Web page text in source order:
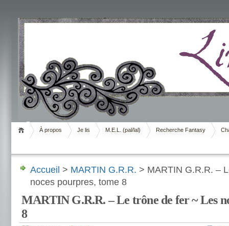
Livrement
À propos Je lis M.E.L. (pal/lal) Recherche Fantasy
Accueil > MARTIN G.R.R. > MARTIN G.R.R. –
noces pourpres, tome 8
MARTIN G.R.R. – Le trône de fer ~ Les
8